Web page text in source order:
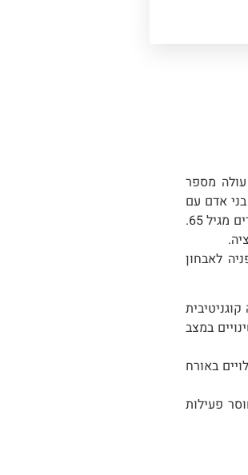
כך עולה מספר
העולמי חיים כיום ברחבי העולם כ- 50 מיליון בני אדם עם
תסמינים של דמנציה ומדי שנה נוספים כ- 10 מיליון חולים חדשים, מתוכם כ- 9% צעירים מגיל 65.
לאבחון
במצב
באורח
פעילות